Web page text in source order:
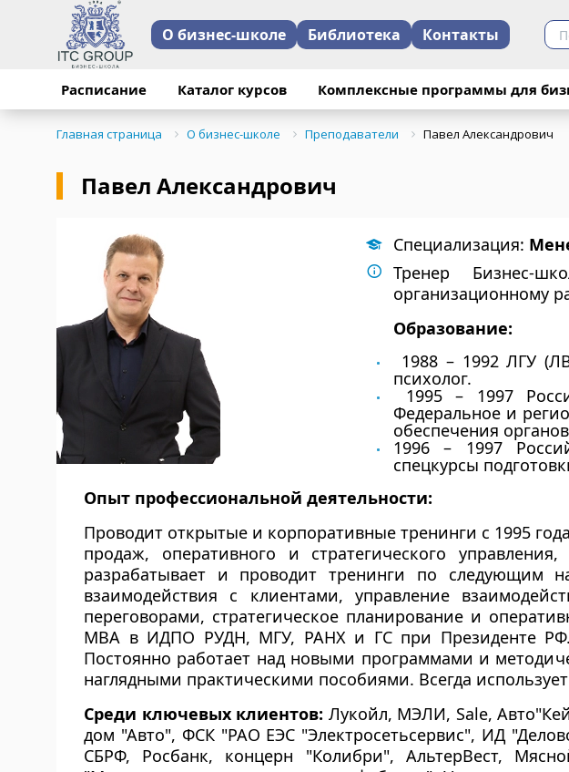
О бизнес-школе Библиотека Контакты
Расписание Каталог курсов Комплексные программы для
Главная страница О бизнес-школе Преподаватели Павел Александрович
Павел Александрович
Специализация:
Тренер Бизнес-
организационному
Образование:
1988 – 1992 ЛГУ
психолог.
1995 – 1997
Федеральное и
обеспечения
1996 – 1997
спецкурсы
Опыт профессиональной деятельности:
Проводит открытые и корпоративные тренинги с 1995
продаж, оперативного и стратегического
разрабатывает и проводит тренинги по следующим
взаимодействия с клиентами, управление
переговорами, стратегическое планирование и
МВА в ИДПО РУДН, МГУ, РАНХ и ГС при Президенте РФ.
Постоянно работает над новыми программами и
наглядными практическими пособиями. Всегда
Среди ключевых клиентов: Лукойл, МЭЛИ, Sale,
дом "Авто", ФСК "РАО ЕЭС "Электросетьсервис", ИД
СБРФ, Росбанк, концерн "Колибри", АльтерВест,